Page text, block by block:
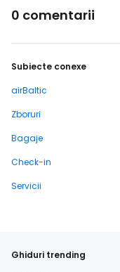
0 comentarii
Subiecte conexe
airBaltic
Zboruri
Bagaje
Check-in
Servicii
Ghiduri trending